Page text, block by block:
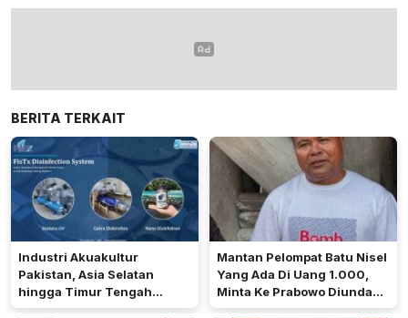
BERITA TERKAIT
Industri Akuakultur
Pakistan, Asia Selatan
hingga Timur Tengah
Bersiap Terapkan Solusi
Mantan Pelompat Batu Nisel
Yang Ada Di Uang 1.000,
Minta Ke Prabowo Diundang
Pada 17 Agustus Di Istana